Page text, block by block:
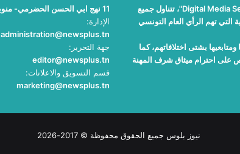
"نيوز بلوس"، جريدة الكترونية مستقلة جامعة، تصدر عن مؤسسة "Digital Media Services"، تتناول جميع
التي تهم الرأي العام التونسي
بشتى اختلافاتهم، كما
على احترام ميثاق شرف المهنة
11 نهج ابي الحسن الحضرمي- منوبة - تونس
الإدارة:
administration@newsplus.tn
جهة التحرير:
editor@newsplus.tn
قسم التسويق والاعلانات:
marketing@newsplus.tn
نيوز بلوس جميع الحقوق محفوظة © 2017-2026